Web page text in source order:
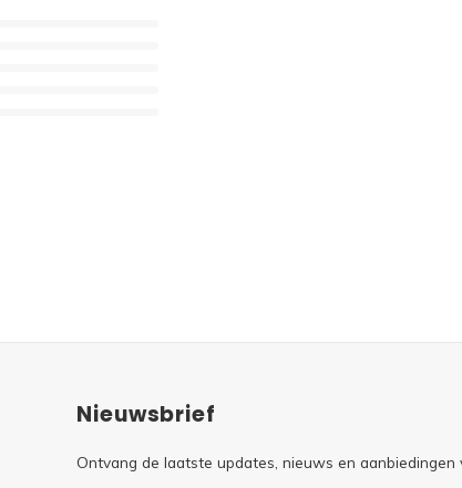
Nieuwsbrief
Ontvang de laatste updates, nieuws en aanbiedingen